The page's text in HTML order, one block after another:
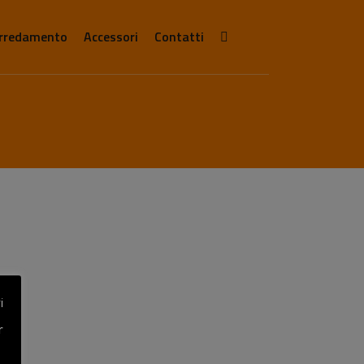
Accessori Contatti